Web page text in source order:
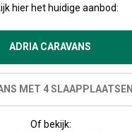
hier het huidige aanbod:
ADRIA CARAVANS
MET 4 SLAAPPLAATSEN
Of bekijk: